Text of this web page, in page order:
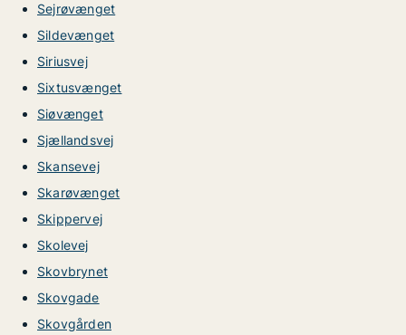
Sejrøvænget
Sildevænget
Siriusvej
Sixtusvænget
Siøvænget
Sjællandsvej
Skansevej
Skarøvænget
Skippervej
Skolevej
Skovbrynet
Skovgade
Skovgården